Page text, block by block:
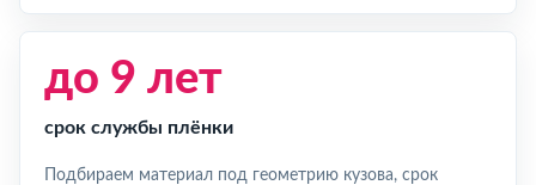
до 9 лет
срок службы плёнки
Подбираем материал под геометрию кузова, срок